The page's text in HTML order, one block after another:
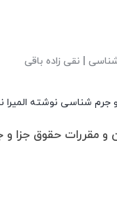
| نقی زاده باقی
شناسی نوشته
و مقررات حقوق جزا